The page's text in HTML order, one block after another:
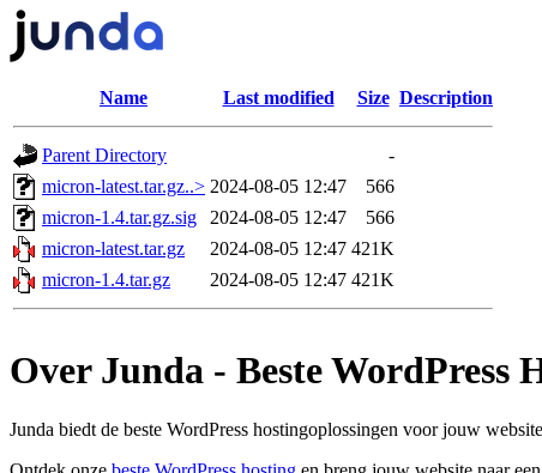
Name Last modified Size Description
Parent Directory
-
micron-latest.tar.gz..> 2024-08-05 12:47
566
micron-1.4.tar.gz.sig
2024-08-05 12:47
566
micron-latest.tar.gz
2024-08-05 12:47 421K
micron-1.4.tar.gz
2024-08-05 12:47 421K
Over Junda - Beste WordPress
Junda biedt de beste WordPress hostingoplossingen voor jouw